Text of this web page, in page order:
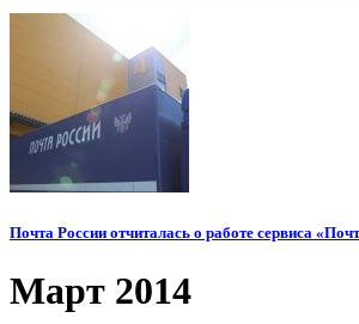
Почта России отчиталась о работе сервиса
Март 2014